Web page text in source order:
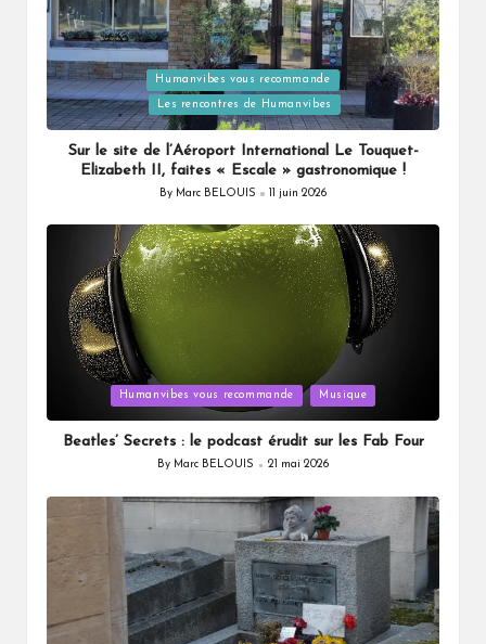
Posted
in
Humanvibes vous recommande
Les rencontres de Humanvibes
Sur le site de l’Aéroport International Le Touquet-
Elizabeth II, faites « Escale » gastronomique !
Posted
By Marc BELOUIS 11 juin 2026
in
Humanvibes vous recommande Musique
Beatles’ Secrets : le podcast érudit sur les Fab Four
Posted
By Marc BELOUIS 21 mai 2026